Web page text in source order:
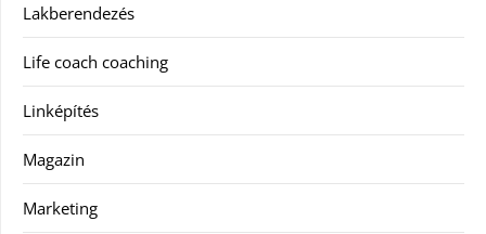
Lakberendezés
Life coach coaching
Linképítés
Magazin
Marketing